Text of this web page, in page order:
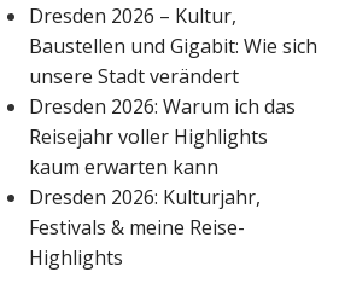
Dresden 2026 – Kultur,
Baustellen und Gigabit: Wie sich
unsere Stadt verändert
Dresden 2026: Warum ich das
Reisejahr voller Highlights
kaum erwarten kann
Dresden 2026: Kulturjahr,
Festivals & meine Reise-
Highlights